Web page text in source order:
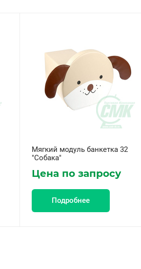
Мягкий модуль банкетка 32
"Собака"
Цена по запросу
Подробнее